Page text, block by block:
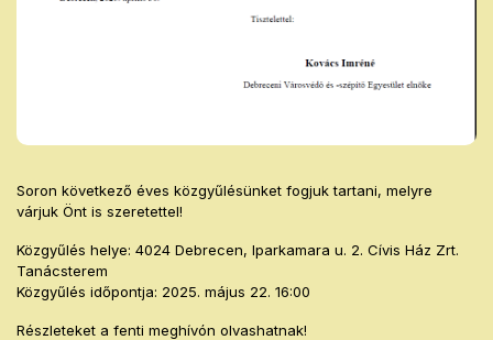
Soron következő éves közgyűlésünket fogjuk tartani, melyre
várjuk Önt is szeretettel!
Közgyűlés helye: 4024 Debrecen, Iparkamara u. 2. Cívis Ház Zrt.
Tanácsterem
Közgyűlés időpontja: 2025. május 22. 16:00
Részleteket a fenti meghívón olvashatnak!